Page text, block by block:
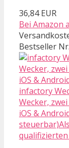
36,84 EUR
Bei Amazon
Bestseller
infactory
Wecker,
iOS &
qualifizierten